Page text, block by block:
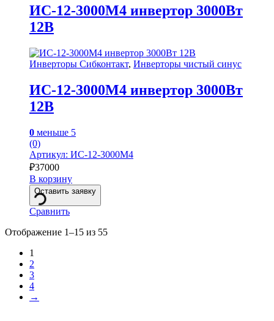
ИС-12-3000М4 инвертор 3000Вт
12В
Инверторы Сибконтакт, Инверторы чистый синус
ИС-12-3000М4 инвертор 3000Вт
12В
0 меньше 5
(0)
Артикул: ИС-12-3000М4
₽37000
В корзину
Оставить заявку
Сравнить
Отображение 1–15 из 55
1
2
3
4
→